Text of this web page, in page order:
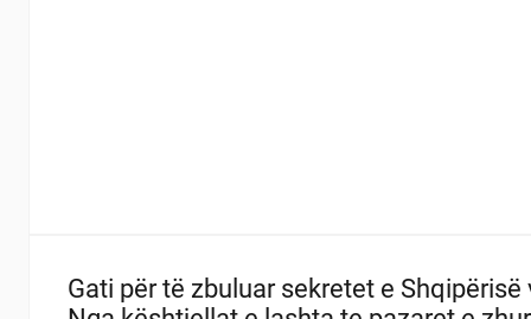
Gati për të zbuluar sekretet e